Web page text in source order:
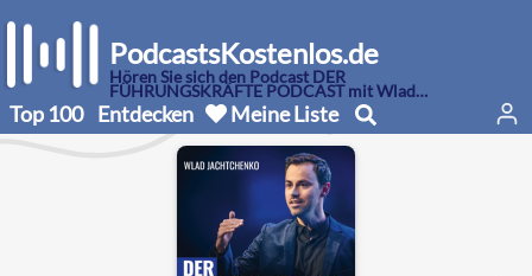
PodcastsKostenlos.de
Hören Sie sich den Podcast DER
FÜHRUNGSKRÄFTE PODCAST mit Wlad
Jachtchenko: charismatischer, sympathischer
und effektiver führen & Menschen überzeug an
Top 100 Entdecken Meine Liste